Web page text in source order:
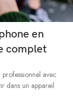
en
complet
avec
dans un appareil